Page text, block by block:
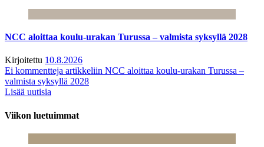
NCC aloittaa koulu-urakan Turussa – valmista syksyllä 2028
Kirjoitettu 10.8.2026
Ei kommentteja artikkeliin NCC aloittaa koulu-urakan Turussa –
valmista syksyllä 2028
Lisää uutisia
Viikon luetuimmat